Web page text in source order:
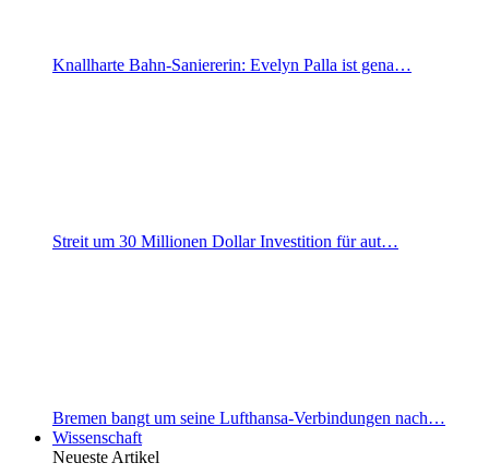
Knallharte Bahn-Saniererin: Evelyn Palla ist gena…
Streit um 30 Millionen Dollar Investition für aut…
Bremen bangt um seine Lufthansa-Verbindungen nach…
Wissenschaft
Neueste Artikel